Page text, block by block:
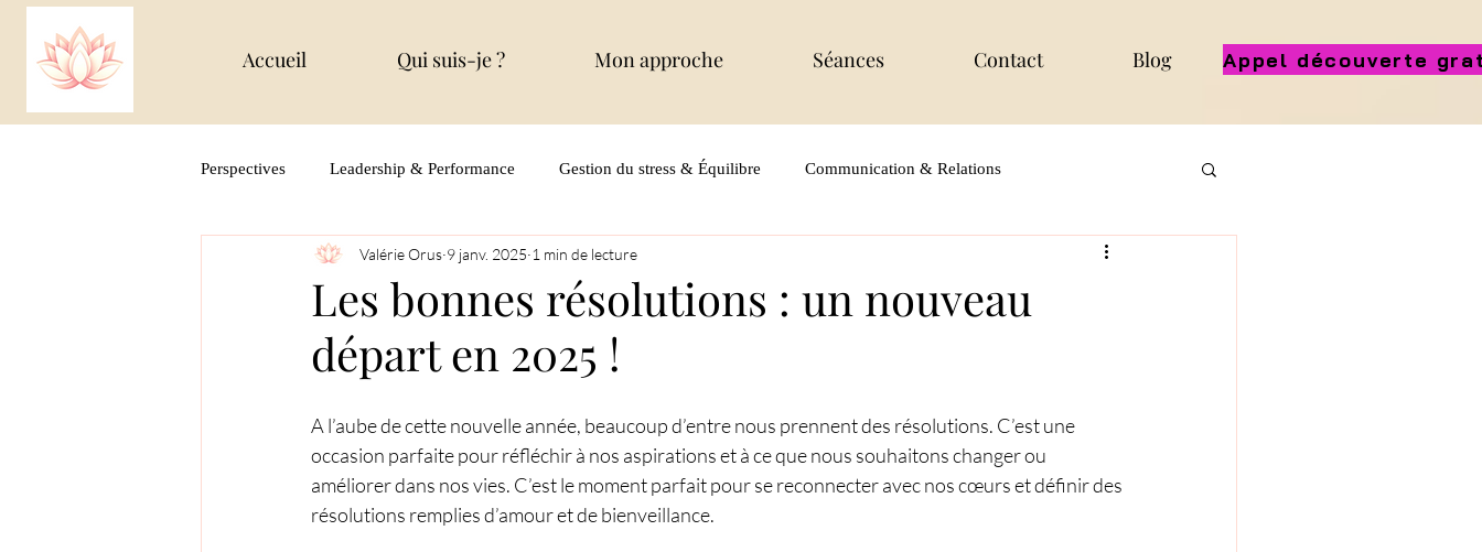
Accueil Qui suis-je ? Mon approche Séances Contact Blog
Perspectives Leadership & Performance Gestion du stress & Équilibre Communication & Relations
Créativité & Épanouissement
Les bonnes résolutions : un nouveau
départ en 2025 !
Valérie Orus 9 janv. 2025 1 min de lecture
A l’aube de cette nouvelle année, beaucoup d’entre nous prennent des résolutions. C’est une
occasion parfaite pour réfléchir à nos aspirations et à ce que nous souhaitons changer ou
améliorer dans nos vies. C’est le moment parfait pour se reconnecter avec nos cœurs et définir des
résolutions remplies d’amour et de bienveillance.